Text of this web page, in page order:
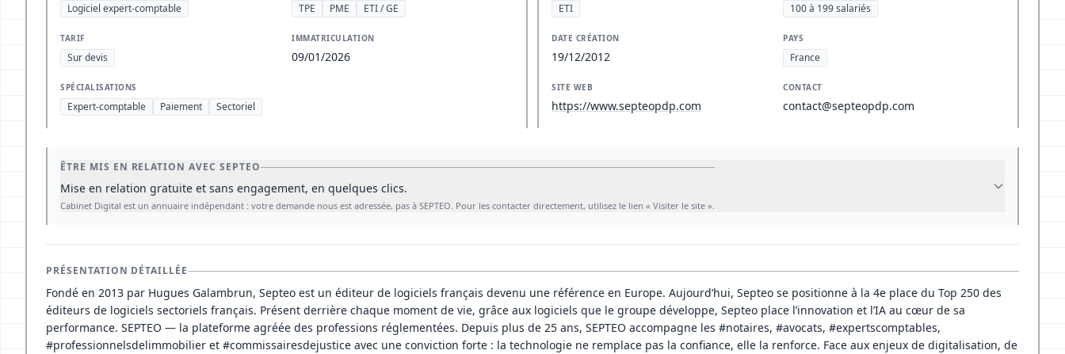
Logiciel expert-comptable TPE PME ETI / GE
TARIF
Sur devis
IMMATRICULATION
09/01/2026
SPÉCIALISATIONS
Expert-comptable Paiement Sectoriel
ETI 100 à 199 salariés
DATE CRÉATION
19/12/2012
PAYS
France
SITE WEB
https://www.septeopdp.com
CONTACT
contact@septeopdp.com
ÊTRE MIS EN RELATION AVEC SEPTEO
Mise en relation gratuite et sans engagement, en quelques clics.
Cabinet Digital est un annuaire indépendant : votre demande nous est adressée, pas à SEPTEO. Pour les contacter directement, utilisez le lien « Visiter le site ».
PRÉSENTATION DÉTAILLÉE
Fondé en 2013 par Hugues Galambrun, Septeo est un éditeur de logiciels français devenu une référence en Europe. Aujourd’hui, Septeo se positionne à la 4e place du Top 250 des
éditeurs de logiciels sectoriels français. Présent derrière chaque moment de vie, grâce aux logiciels que le groupe développe, Septeo place l’innovation et l’IA au cœur de sa
performance. SEPTEO — la plateforme agréée des professions réglementées. Depuis plus de 25 ans, SEPTEO accompagne les #notaires, #avocats, #expertscomptables,
#professionnelsdelimmobilier et #commissairesdejustice avec une conviction forte : la technologie ne remplace pas la confiance, elle la renforce. Face aux enjeux de digitalisation, de